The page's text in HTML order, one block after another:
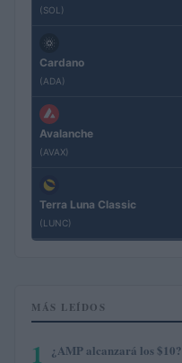
(SOL)
Cardano
(ADA)
Avalanche
(AVAX)
Terra Luna Classic
(LUNC)
MÁS LEÍDOS
1 ¿AMP alcanzará los $10?